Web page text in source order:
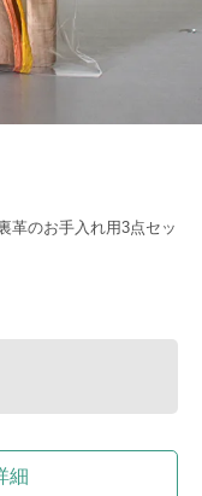
革のお手入れ用3点セッ
細